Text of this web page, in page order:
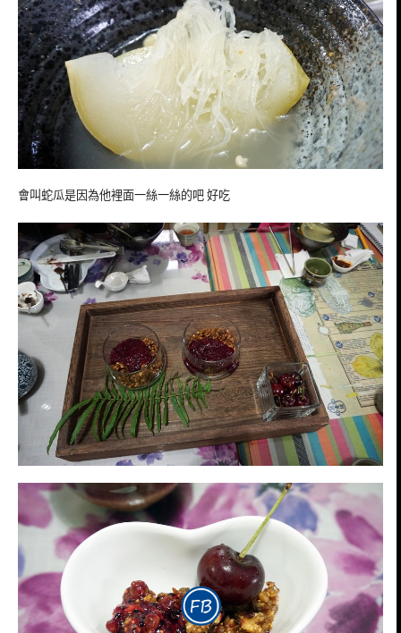
會叫蛇瓜是因為他裡面一絲一絲的吧 好吃